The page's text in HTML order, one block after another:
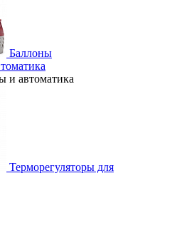
Баллоны
и автоматика
Терморегуляторы для